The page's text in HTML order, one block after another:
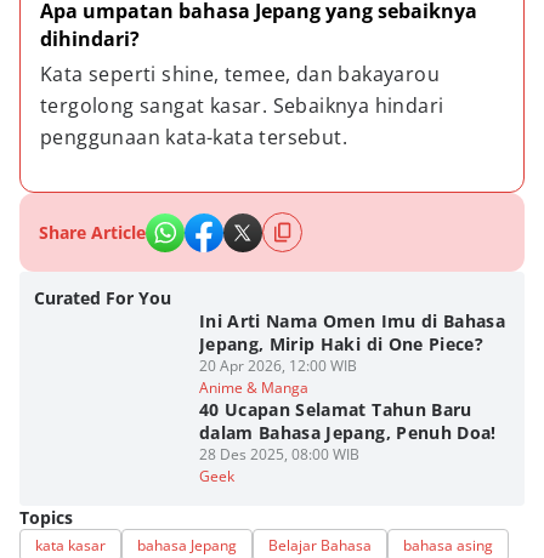
Apa umpatan bahasa Jepang yang sebaiknya
dihindari?
Kata seperti shine, temee, dan bakayarou
tergolong sangat kasar. Sebaiknya hindari
penggunaan kata-kata tersebut.
Share Article
Curated For You
Ini Arti Nama Omen Imu di Bahasa
Jepang, Mirip Haki di One Piece?
20 Apr 2026, 12:00 WIB
Anime & Manga
40 Ucapan Selamat Tahun Baru
dalam Bahasa Jepang, Penuh Doa!
28 Des 2025, 08:00 WIB
Geek
Topics
kata kasar bahasa Jepang Belajar Bahasa
bahasa asing